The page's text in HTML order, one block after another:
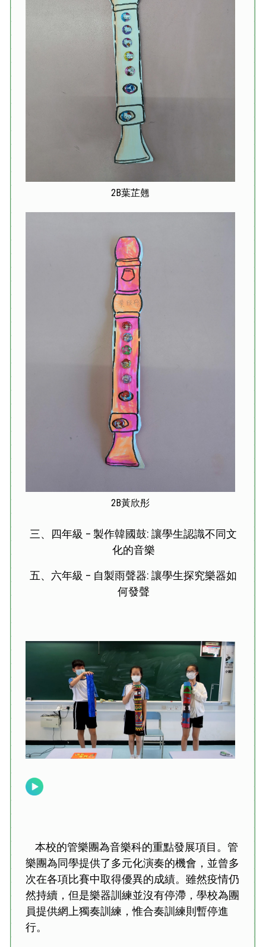
2B葉芷翹
2B黃欣彤
三、四年級 – 製作韓國鼓: 讓學生認識不同文
化的音樂
五、六年級 – 自製雨聲器: 讓學生探究樂器如
何發聲
本校的管樂團為音樂科的重點發展項目。管
樂團為同學提供了多元化演奏的機會，並曾多
次在各項比賽中取得優異的成績。雖然疫情仍
然持續，但是樂器訓練並沒有停滯，學校為團
員提供網上獨奏訓練，惟合奏訓練則暫停進
行。